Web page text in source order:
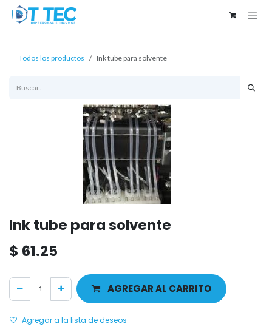
Ir al contenido
Todos los productos Ink tube para solvente
Ink tube para solvente
$ 61.25
AGREGAR AL CARRITO
Agregar a la lista de deseos